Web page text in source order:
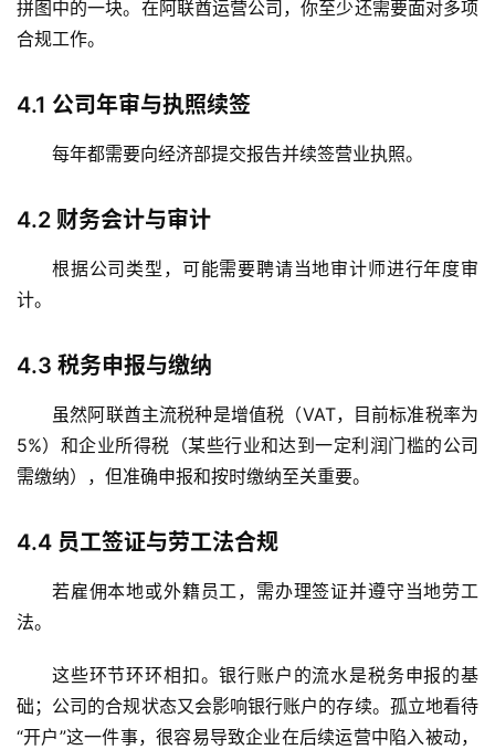
资
讯
拼图中的一块。在阿联酋运营公司，你至少还需要面对多项
合规工作。
4.1 公司年审与执照续签
每年都需要向经济部提交报告并续签营业执照。
4.2 财务会计与审计
根据公司类型，可能需要聘请当地审计师进行年度审
计。
4.3 税务申报与缴纳
虽然阿联酋主流税种是增值税（VAT，目前标准税率为
5%）和企业所得税（某些行业和达到一定利润门槛的公司
需缴纳），但准确申报和按时缴纳至关重要。
4.4 员工签证与劳工法合规
若雇佣本地或外籍员工，需办理签证并遵守当地劳工
法。
这些环节环环相扣。银行账户的流水是税务申报的基
础；公司的合规状态又会影响银行账户的存续。孤立地看待
“开户”这一件事，很容易导致企业在后续运营中陷入被动，